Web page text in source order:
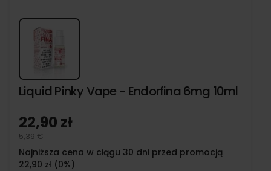
Liquid Pinky Vape - Endorfina 6mg 10ml
22,90 zł
5,39 €
Najniższa cena w ciągu 30 dni przed promocją
22,90 zł (0%)